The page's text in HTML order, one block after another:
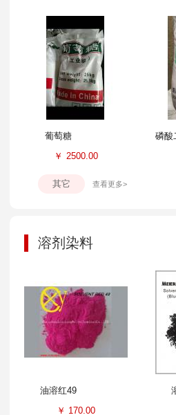
葡萄糖
￥ 2500.00
其它 查看更多>
溶剂染料
油溶红49
￥ 170.00